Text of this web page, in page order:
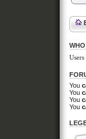
You
You
You
You